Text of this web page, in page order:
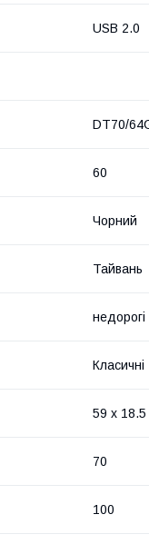
USB 2.0
DT70/
60
Чорний
Тайвань
недорогі
Класичні
59 x
70
100